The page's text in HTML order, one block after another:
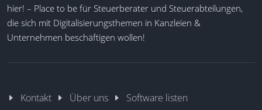
hier! – Place to be für Steuerberater und Steuerabteilungen,
die sich mit Digitalisierungsthemen in Kanzleien &
Unternehmen beschäftigen wollen!
Kontakt Über uns Software listen